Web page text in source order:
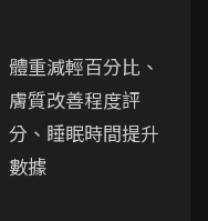
體重減輕百分比、
膚質改善程度評
分、睡眠時間提升
數據